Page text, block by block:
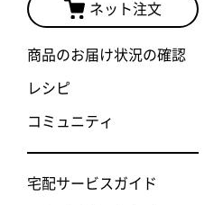
ネット注文
商品のお届け状況の確認
レシピ
コミュニティ
宅配サービスガイド